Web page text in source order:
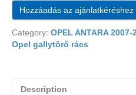
Hozzáadás az ajánlatkéréshez
Category: OPEL ANTARA 2007-
Opel gallytörő rács
Description